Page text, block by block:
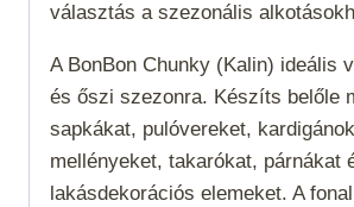
választás a szezonális
A BonBon Chunky (Kalin) ideális
és őszi szezonra. Készíts belőle
sapkákat, pulóvereket,
mellényeket, takarókat, párnákat
lakásdekorációs elemeket. A fonal